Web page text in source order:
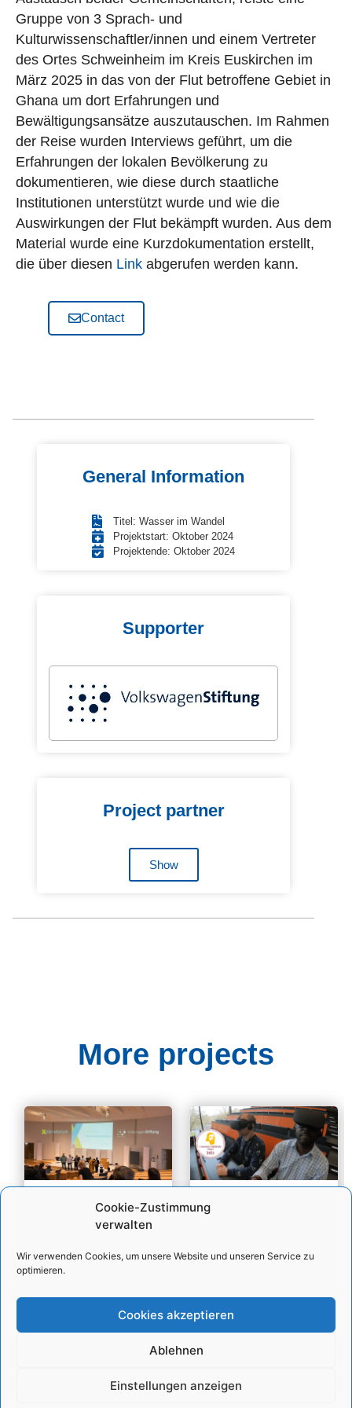
Cookie-Zustimmung
verwalten
Wir verwenden Cookies, um unsere Website und unseren Service zu
optimieren.
Cookies akzeptieren
Ablehnen
Einstellungen anzeigen
Gruppe von 3 Sprach- und
Kulturwissenschaftler/innen und einem Vertreter
des Ortes Schweinheim im Kreis Euskirchen im
März 2025 in das von der Flut betroffene Gebiet in
Ghana um dort Erfahrungen und
Bewältigungsansätze auszutauschen. Im Rahmen
der Reise wurden Interviews geführt, um die
Erfahrungen der lokalen Bevölkerung zu
dokumentieren, wie diese durch staatliche
Institutionen unterstützt wurde und wie die
Auswirkungen der Flut bekämpft wurden. Aus dem
Material wurde eine Kurzdokumentation erstellt,
die über diesen Link abgerufen werden kann.
Contact
General Information
Titel: Wasser im Wandel
Projektstart: Oktober 2024
Projektende: Oktober 2024
Supporter
Project partner
Show
More projects
Wasser im Wandel
Der Klimawandel lässt
auf die lebenswichtige
bezogene
zunehmen. Dies hat
globale Auswirkungen
auf Gesellschaft und
MyScore offers the
realistic, 3-dimensional
setting, so that the